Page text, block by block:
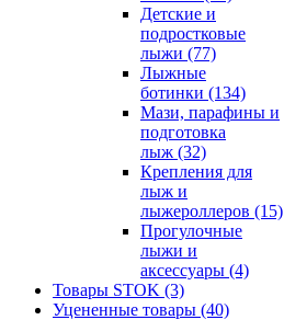
Детские и
подростковые
лыжи (77)
Лыжные
ботинки (134)
Мази, парафины и
подготовка
лыж (32)
Крепления для
лыж и
лыжероллеров (15)
Прогулочные
лыжи и
аксессуары (4)
Товары STOK (3)
Уцененные товары (40)